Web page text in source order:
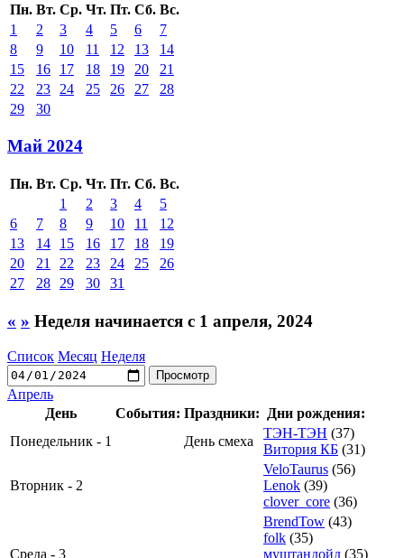
Пн. Вт. Ср. Чт. Пт. Сб. Вс.
1
2 3 4 5 6
7
8
9 10 11 12 13
14
15
16 17 18 19 20
21
22
23 24 25 26 27
28
29
30
Май 2024
Пн. Вт. Ср. Чт. Пт. Сб. Вс.
1
2 3 4
5
6
7 8 9 10 11
12
13
14 15 16 17 18
19
20
21 22 23 24 25
26
27
28 29 30 31
« » Неделя начинается с 1 апреля, 2024
Список Месяц Неделя
Апрель
День
События: Праздники:
Дни рождения:
Понедельник - 1
День смеха
ТЭН-ТЭН (37)
Витория КБ (31)
Вторник - 2
VeloTaurus (56)
Lenok (39)
clover_core (36)
Среда - 3
BrendTow (43)
folk (35)
муштандойд (35)